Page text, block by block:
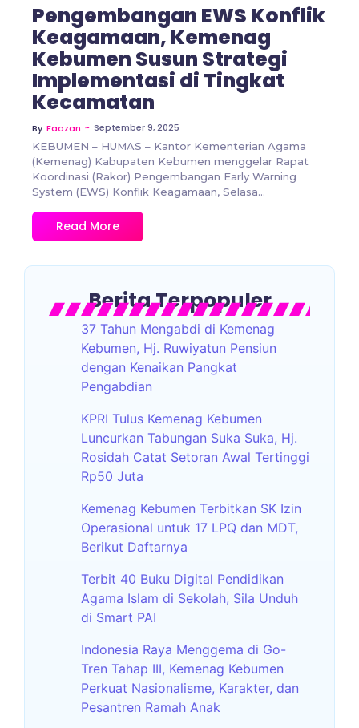
Pengembangan EWS Konflik
Keagamaan, Kemenag
Kebumen Susun Strategi
Implementasi di Tingkat
Kecamatan
By Faozan ~ September 9, 2025
KEBUMEN – HUMAS – Kantor Kementerian Agama
(Kemenag) Kabupaten Kebumen menggelar Rapat
Koordinasi (Rakor) Pengembangan Early Warning
System (EWS) Konflik Keagamaan, Selasa...
Read More
Berita Terpopuler
37 Tahun Mengabdi di Kemenag
Kebumen, Hj. Ruwiyatun Pensiun
dengan Kenaikan Pangkat
Pengabdian
KPRI Tulus Kemenag Kebumen
Luncurkan Tabungan Suka Suka, Hj.
Rosidah Catat Setoran Awal Tertinggi
Rp50 Juta
Kemenag Kebumen Terbitkan SK Izin
Operasional untuk 17 LPQ dan MDT,
Berikut Daftarnya
Terbit 40 Buku Digital Pendidikan
Agama Islam di Sekolah, Sila Unduh
di Smart PAI
Indonesia Raya Menggema di Go-
Tren Tahap III, Kemenag Kebumen
Perkuat Nasionalisme, Karakter, dan
Pesantren Ramah Anak